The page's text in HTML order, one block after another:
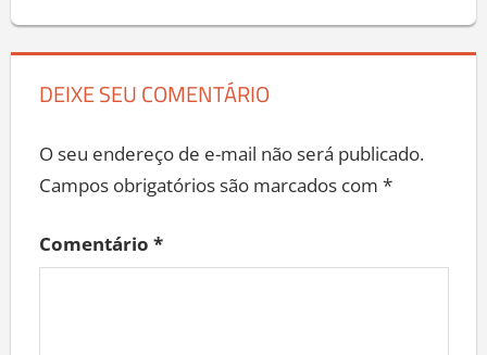
DEIXE SEU COMENTÁRIO
O seu endereço de e-mail não será publicado.
Campos obrigatórios são marcados com *
Comentário *